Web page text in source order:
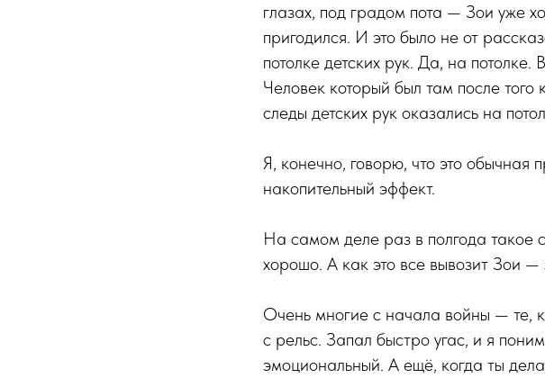
глазах, под градом пота — Зои уже
пригодился. И это было не от
потолке детских рук. Да, на
Человек который был там после
следы детских рук оказались на
Я, конечно, говорю, что это обычная
накопительный эффект.
На самом деле раз в полгода такое
хорошо. А как это все вывозит Зои
Очень многие с начала войны — те,
с рельс. Запал быстро угас, и я
эмоциональный. А ещё, когда ты